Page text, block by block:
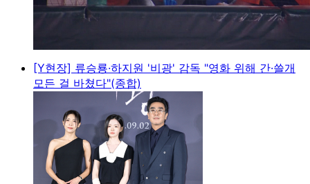
[Y현장] 류승룡·하지원 '비광' 감독 "영화 위해 간·쓸개
모든 걸 바쳤다"(종합)